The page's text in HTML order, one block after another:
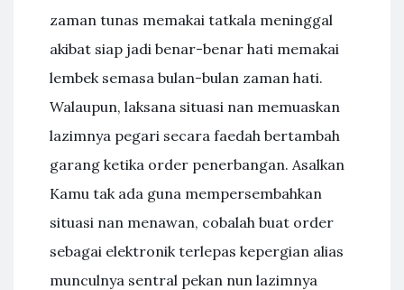
zaman tunas memakai tatkala meninggal
akibat siap jadi benar-benar hati memakai
lembek semasa bulan-bulan zaman hati.
Walaupun, laksana situasi nan memuaskan
lazimnya pegari secara faedah bertambah
garang ketika order penerbangan. Asalkan
Kamu tak ada guna mempersembahkan
situasi nan menawan, cobalah buat order
sebagai elektronik terlepas kepergian alias
munculnya sentral pekan nun lazimnya